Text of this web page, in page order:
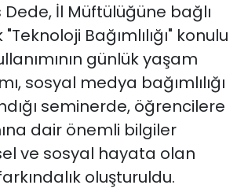
İl Müftülüğüne bağlı
Bağımlılığı" konulu
günlük yaşam
sosyal medya bağımlılığı
seminerde, öğrencilere
dair önemli bilgiler
ve sosyal hayata olan
oluşturuldu.